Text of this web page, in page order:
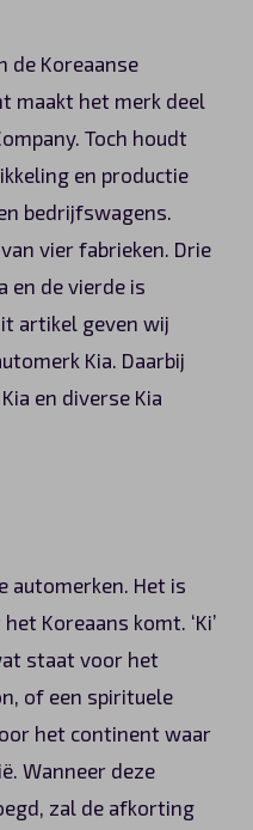
de Koreaanse
maakt het merk deel
Toch houdt
en productie
bedrijfswagens.
vier fabrieken. Drie
en de vierde is
artikel geven wij
Kia. Daarbij
en diverse Kia
automerken. Het is
Koreaans komt. ‘Ki’
staat voor het
of een spirituele
het continent waar
Wanneer deze
zal de afkorting